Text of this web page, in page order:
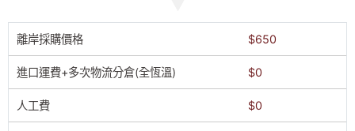
離岸採購價格 $650
進口運費+多次物流分倉(全恆溫) $0
人工費 $0